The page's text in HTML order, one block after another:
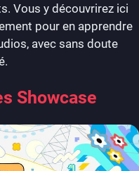
Vous y découvrirez ici
pour en apprendre
avec sans doute
Showcase